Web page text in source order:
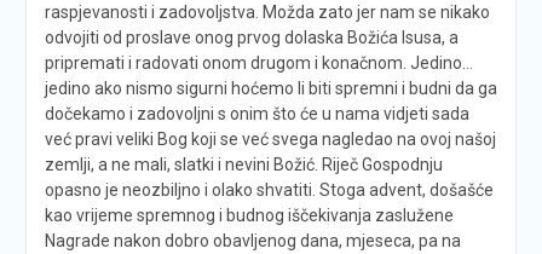
raspjevanosti i zadovoljstva. Možda zato jer nam se nikako
odvojiti od proslave onog prvog dolaska Božića Isusa, a
pripremati i radovati onom drugom i konačnom. Jedino…
jedino ako nismo sigurni hoćemo li biti spremni i budni da ga
dočekamo i zadovoljni s onim što će u nama vidjeti sada
već pravi veliki Bog koji se već svega nagledao na ovoj našoj
zemlji, a ne mali, slatki i nevini Božić. Riječ Gospodnju
opasno je neozbiljno i olako shvatiti. Stoga advent, došašće
kao vrijeme spremnog i budnog iščekivanja zaslužene
Nagrade nakon dobro obavljenog dana, mjeseca, pa na